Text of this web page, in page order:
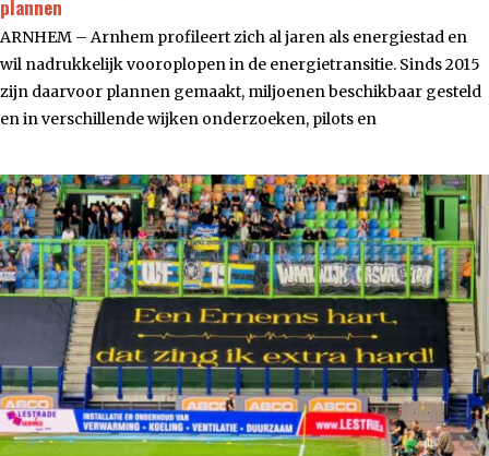
plannen
ARNHEM – Arnhem profileert zich al jaren als energiestad en
wil nadrukkelijk vooroplopen in de energietransitie. Sinds 2015
zijn daarvoor plannen gemaakt, miljoenen beschikbaar gesteld
en in verschillende wijken onderzoeken, pilots en